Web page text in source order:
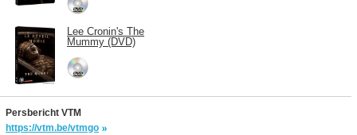
Lee Cronin's The
Mummy (DVD)
Persbericht VTM
https://vtm.be/vtmgo